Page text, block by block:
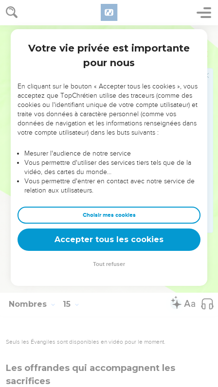
Nombres 14
39 Quand Moïse rapporta ces paroles aux Israélites, le peuple
se livra à de grandes lamentations.
vers les hauteurs de la région montagneuse en disant : —
Nous avons péché ; mais à présent nous allons marcher vers
Moïse leur déclara : —Pourquoi passez-vous outre à ce
qu’a dit l’Eternel ? Vous allez au devant d’un échec !
N’y allez pas, car l’Eternel n’est pas au milieu de vous,
n’allez donc pas vous faire battre par vos ennemis !
votre chemin, et vous vous ferez massacrer. Comme vous
vous êtes détournés de l’Eternel, il ne sera pas avec vous.
Dans leur présomption, ils montèrent quand même vers
les hauteurs de la région montagneuse ; mais ni le *coffre de
Les Amalécites et les Cananéens qui demeuraient sur les
montagnes descendirent, les battirent et les écrasèrent en
les poursuivant jusqu’à Horma.
La Bible Du Semeur Copyright © 1992, 1999 by Biblica, Inc.® Used by permission.
Nombres 15
Seuls les Évangiles sont disponibles en vidéo pour le moment.
Les offrandes qui accompagnent les
sacrifices
Votre vie privée est importante
pour nous
En cliquant sur le bouton « Accepter tous les cookies », vous
acceptez que TopChrétien utilise des traceurs (comme des
cookies ou l'identifiant unique de votre compte utilisateur) et
traite vos données à caractère personnel (comme vos
données de navigation et les informations renseignées dans
votre compte utilisateur) dans les buts suivants :
Mesurer l'audience de notre service
Vous permettre d'utiliser des services tiers tels que de la
vidéo, des cartes du monde…
Vous permettre d'entrer en contact avec notre service de
relation aux utilisateurs.
Choisir mes cookies
Accepter tous les cookies
Tout refuser